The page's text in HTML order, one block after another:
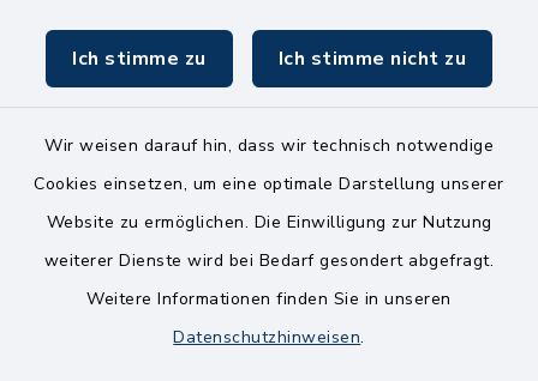
Ich stimme zu Ich stimme nicht zu
Wir weisen darauf hin, dass wir technisch notwendige
Cookies einsetzen, um eine optimale Darstellung unserer
Website zu ermöglichen. Die Einwilligung zur Nutzung
weiterer Dienste wird bei Bedarf gesondert abgefragt.
Weitere Informationen finden Sie in unseren
Datenschutzhinweisen.
Kontakt
Barrierefreiheit